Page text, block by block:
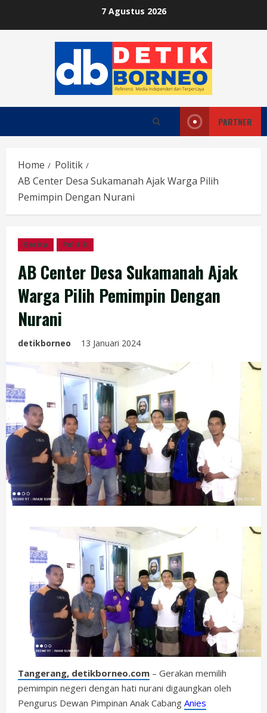
7 Agustus 2026
PARTNER
Home
Politik
AB Center Desa Sukamanah Ajak Warga Pilih
Pemimpin Dengan Nurani
Berita Politik
AB Center Desa Sukamanah Ajak
Warga Pilih Pemimpin Dengan
Nurani
detikborneo 13 Januari 2024
Tangerang, detikborneo.com – Gerakan memilih
pemimpin negeri dengan hati nurani digaungkan oleh
Pengurus Dewan Pimpinan Anak Cabang Anies